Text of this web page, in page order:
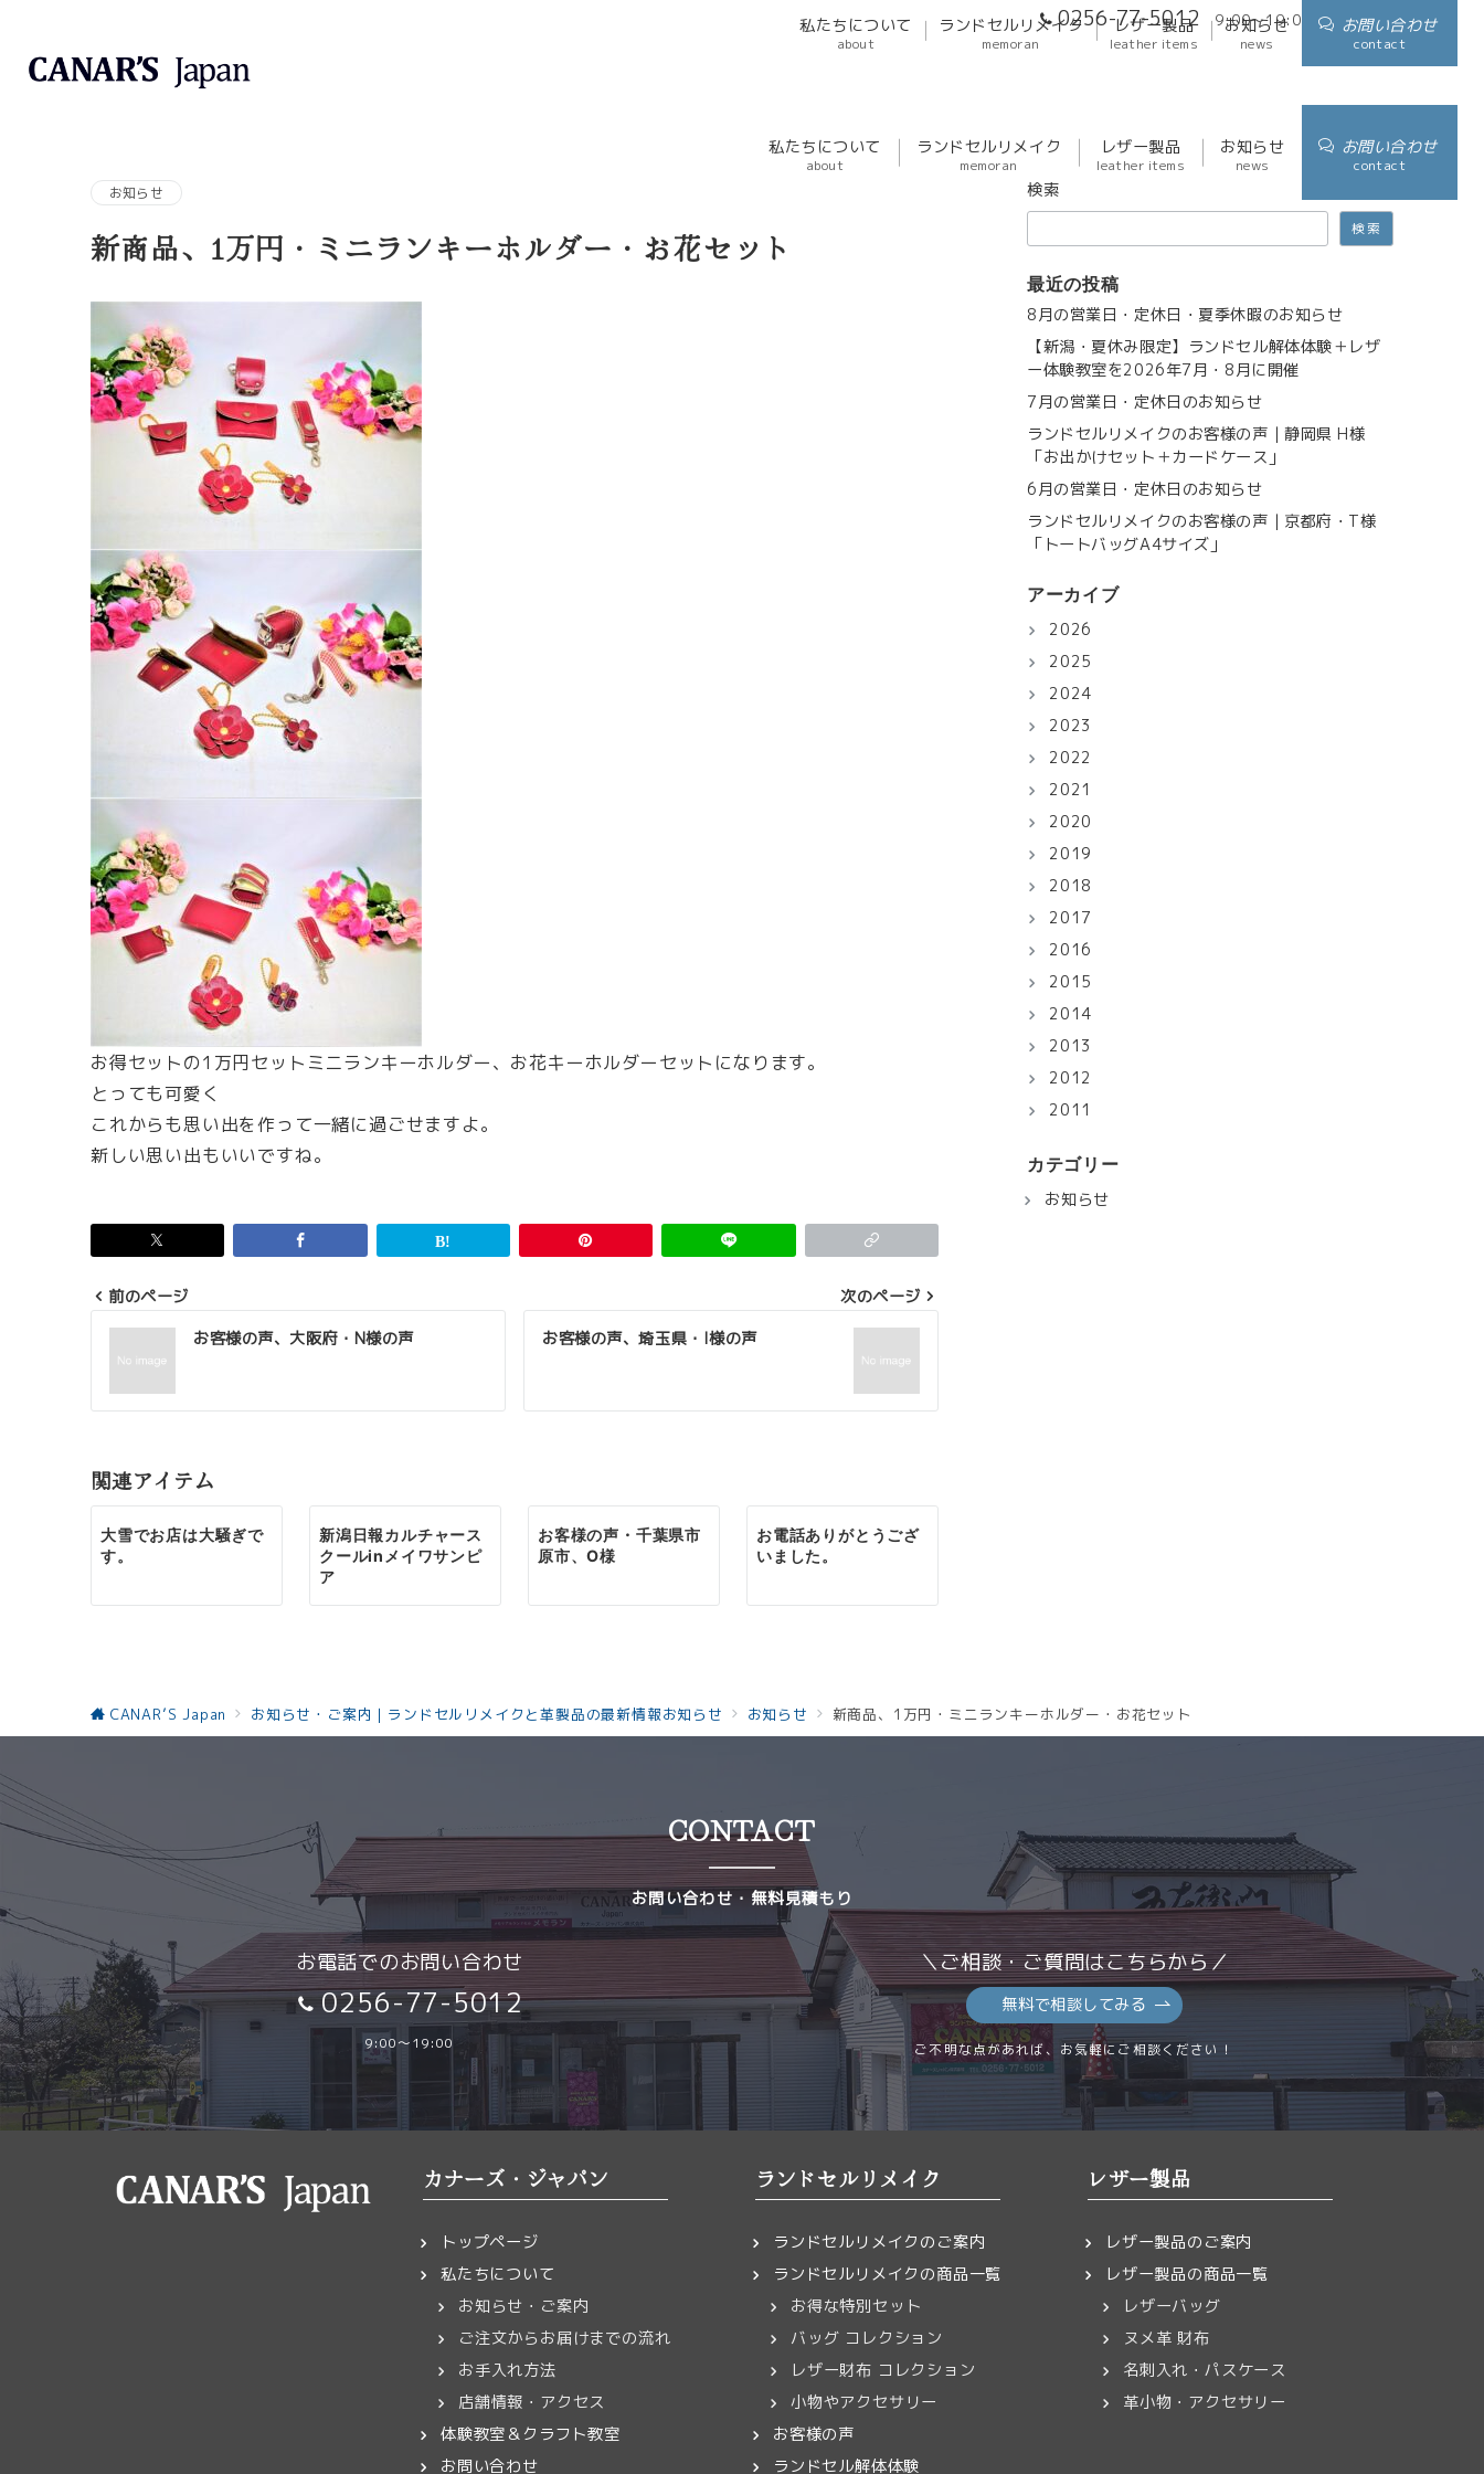
0256-77-5012 9:00～19:00 アクセス
私たちについて
about
ランドセルリメイク
memoran
レザー製品
leather items
お知らせ
news
お問い合わせ
contact
私たちについて
about
ランドセルリメイク
memoran
レザー製品
leather items
お知らせ
news
お問い合わせ
contact
お知らせ
新商品、1万円・ミニランキーホルダー・お花セット
お得セットの1万円セットミニランキーホルダー、お花キーホルダーセットになります。
とっても可愛く
これからも思い出を作って一緒に過ごせますよ。
新しい思い出もいいですね。
投
ナ
ゲ
ー
シ
前のページ
お客様の声、大阪府・N様の声
次のページ
お客様の声、埼玉県・I様の声
関連アイテム
大雪でお店は大騒ぎで
す。
新潟日報カルチャース
クールinメイワサンピ
ア
お客様の声・千葉県市
原市、O様
お電話ありがとうござ
いました。
検索
検索
最近の投稿
8月の営業日・定休日・夏季休暇のお知らせ
【新潟・夏休み限定】ランドセル解体体験＋レザ
ー体験教室を2026年7月・8月に開催
7月の営業日・定休日のお知らせ
ランドセルリメイクのお客様の声｜静岡県 H様
「お出かけセット＋カードケース」
6月の営業日・定休日のお知らせ
ランドセルリメイクのお客様の声｜京都府・T様
「トートバッグA4サイズ」
アーカイブ
2026
2025
2024
2023
2022
2021
2020
2019
2018
2017
2016
2015
2014
2013
2012
2011
カテゴリー
お知らせ
CANAR’S Japan お知らせ・ご案内｜ランドセルリメイクと革製品の最新情報お知らせ お知らせ 新商品、1万円・ミニランキーホルダー・お花セット
CONTACT
お問い合わせ・無料見積もり
お電話でのお問い合わせ
0256-77-5012
9:00～19:00
＼ご相談・ご質問はこちらから／
無料で相談してみる
ご不明な点があれば、お気軽にご相談ください！
カナーズ・ジャパン
トップページ
私たちについて
お知らせ・ご案内
ご注文からお届けまでの流れ
お手入れ方法
店舗情報・アクセス
体験教室＆クラフト教室
お問い合わせ
ランドセルリメイク
ランドセルリメイクのご案内
ランドセルリメイクの商品一覧
お得な特別セット
バッグ コレクション
レザー財布 コレクション
小物やアクセサリー
お客様の声
ランドセル解体体験
レザー製品
レザー製品のご案内
レザー製品の商品一覧
レザーバッグ
ヌメ革 財布
名刺入れ・パスケース
革小物・アクセサリー